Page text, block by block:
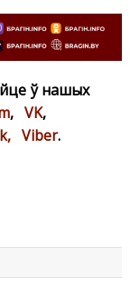
ў нашых
, VK,
Viber.